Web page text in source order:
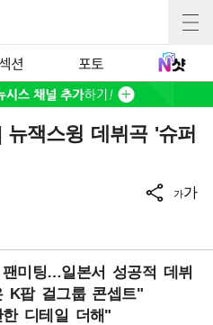
섹션 포토
잭스윙 데뷔곡 '슈퍼
가가
미팅…일본서 성공적 데뷔
K팝 걸그룹 콘셉트"
디테일 더해"